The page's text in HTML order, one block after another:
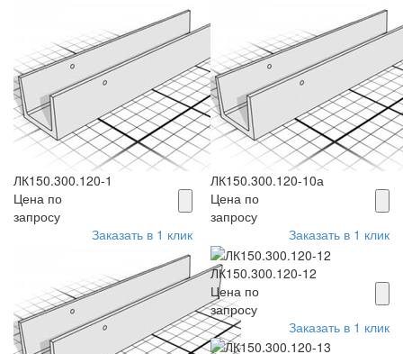
ЛК150.300.120-1
Цена по
запросу
Заказать в 1 клик
ЛК150.300.120-10а
Цена по
запросу
Заказать в 1 клик
ЛК150.300.120-12
Цена по
запросу
Заказать в 1 клик